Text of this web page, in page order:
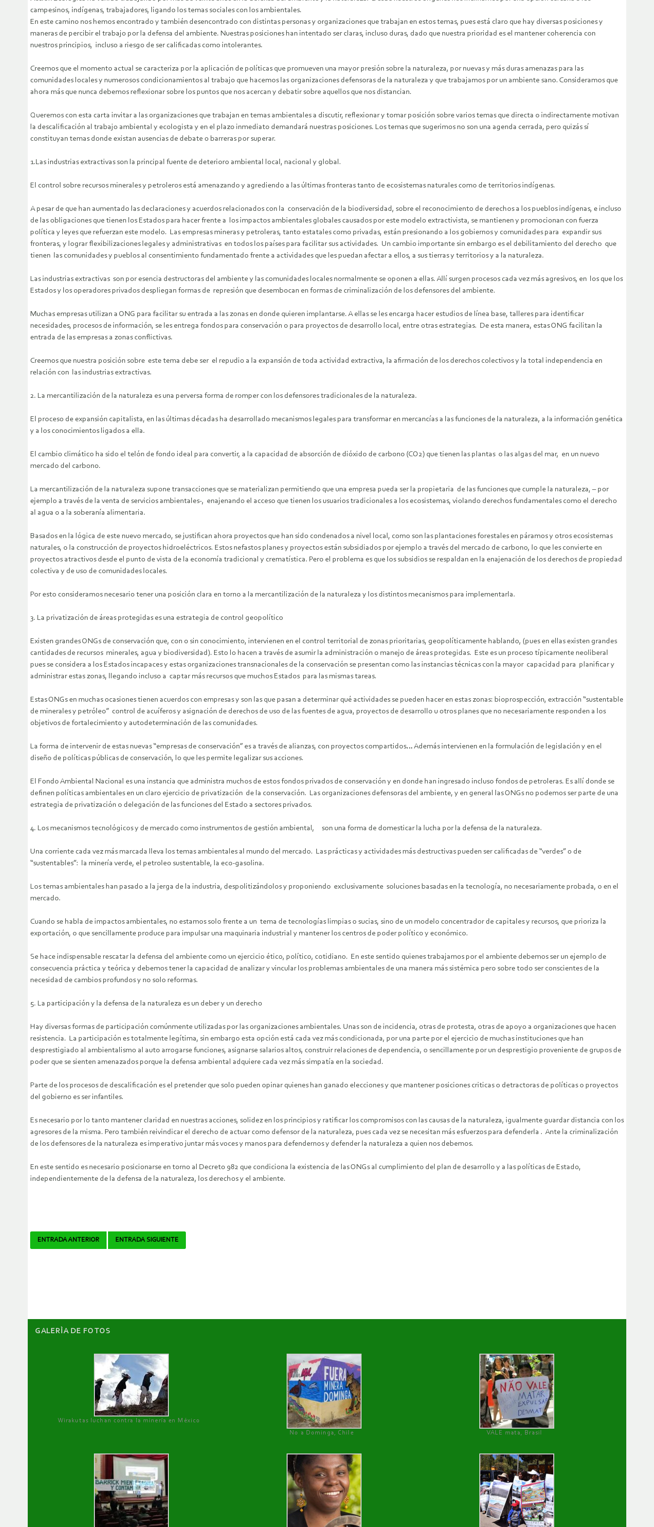
campesinos, indígenas, trabajadores, ligando los temas sociales con los ambientales.
En este camino nos hemos encontrado y también desencontrado con distintas personas y organizaciones que trabajan en estos temas, pues está claro que hay diversas posiciones y
maneras de percibir el trabajo por la defensa del ambiente. Nuestras posiciones han intentado ser claras, incluso duras, dado que nuestra prioridad es el mantener coherencia con
nuestros principios, incluso a riesgo de ser calificadas como intolerantes.
Creemos que el momento actual se caracteriza por la aplicación de políticas que promueven una mayor presión sobre la naturaleza, por nuevas y más duras amenazas para las
comunidades locales y numerosos condicionamientos al trabajo que hacemos las organizaciones defensoras de la naturaleza y que trabajamos por un ambiente sano. Consideramos que
ahora más que nunca debemos reflexionar sobre los puntos que nos acercan y debatir sobre aquellos que nos distancian.
Queremos con esta carta invitar a las organizaciones que trabajan en temas ambientales a discutir, reflexionar y tomar posición sobre varios temas que directa o indirectamente motivan
la descalificación al trabajo ambiental y ecologista y en el plazo inmediato demandará nuestras posiciones. Los temas que sugerimos no son una agenda cerrada, pero quizás sí
constituyan temas donde existan ausencias de debate o barreras por superar.
1.Las industrias extractivas son la principal fuente de deterioro ambiental local, nacional y global.
El control sobre recursos minerales y petroleros está amenazando y agrediendo a las últimas fronteras tanto de ecosistemas naturales como de territorios indígenas.
A pesar de que han aumentado las declaraciones y acuerdos relacionados con la conservación de la biodiversidad, sobre el reconocimiento de derechos a los pueblos indígenas, e incluso
de las obligaciones que tienen los Estados para hacer frente a los impactos ambientales globales causados por este modelo extractivista, se mantienen y promocionan con fuerza
política y leyes que refuerzan este modelo. Las empresas mineras y petroleras, tanto estatales como privadas, están presionando a los gobiernos y comunidades para expandir sus
fronteras, y lograr flexibilizaciones legales y administrativas en todos los países para facilitar sus actividades. Un cambio importante sin embargo es el debilitamiento del derecho que
tienen las comunidades y pueblos al consentimiento fundamentado frente a actividades que les puedan afectar a ellos, a sus tierras y territorios y a la naturaleza.
Las industrias extractivas son por esencia destructoras del ambiente y las comunidades locales normalmente se oponen a ellas. Allí surgen procesos cada vez más agresivos, en los que los
Estados y los operadores privados despliegan formas de represión que desembocan en formas de criminalización de los defensores del ambiente.
Muchas empresas utilizan a ONG para facilitar su entrada a las zonas en donde quieren implantarse. A ellas se les encarga hacer estudios de línea base, talleres para identificar
necesidades, procesos de información, se les entrega fondos para conservación o para proyectos de desarrollo local, entre otras estrategias. De esta manera, estas ONG facilitan la
entrada de las empresas a zonas conflictivas.
Creemos que nuestra posición sobre este tema debe ser el repudio a la expansión de toda actividad extractiva, la afirmación de los derechos colectivos y la total independencia en
relación con las industrias extractivas.
2. La mercantilización de la naturaleza es una perversa forma de romper con los defensores tradicionales de la naturaleza.
El proceso de expansión capitalista, en las últimas décadas ha desarrollado mecanismos legales para transformar en mercancías a las funciones de la naturaleza, a la información genética
y a los conocimientos ligados a ella.
El cambio climático ha sido el telón de fondo ideal para convertir, a la capacidad de absorción de dióxido de carbono (CO2) que tienen las plantas o las algas del mar, en un nuevo
mercado del carbono.
La mercantilización de la naturaleza supone transacciones que se materializan permitiendo que una empresa pueda ser la propietaria de las funciones que cumple la naturaleza, – por
ejemplo a través de la venta de servicios ambientales-, enajenando el acceso que tienen los usuarios tradicionales a los ecosistemas, violando derechos fundamentales como el derecho
al agua o a la soberanía alimentaria.
Basados en la lógica de este nuevo mercado, se justifican ahora proyectos que han sido condenados a nivel local, como son las plantaciones forestales en páramos y otros ecosistemas
naturales, o la construcción de proyectos hidroeléctricos. Estos nefastos planes y proyectos están subsidiados por ejemplo a través del mercado de carbono, lo que les convierte en
proyectos atractivos desde el punto de vista de la economía tradicional y crematística. Pero el problema es que los subsidios se respaldan en la enajenación de los derechos de propiedad
colectiva y de uso de comunidades locales.
Por esto consideramos necesario tener una posición clara en torno a la mercantilización de la naturaleza y los distintos mecanismos para implementarla.
3. La privatización de áreas protegidas es una estrategia de control geopolítico
Existen grandes ONGs de conservación que, con o sin conocimiento, intervienen en el control territorial de zonas prioritarias, geopolíticamente hablando, (pues en ellas existen grandes
cantidades de recursos minerales, agua y biodiversidad). Esto lo hacen a través de asumir la administración o manejo de áreas protegidas. Este es un proceso típicamente neoliberal
pues se considera a los Estados incapaces y estas organizaciones transnacionales de la conservación se presentan como las instancias técnicas con la mayor capacidad para planificar y
administrar estas zonas, llegando incluso a captar más recursos que muchos Estados para las mismas tareas.
Estas ONGs en muchas ocasiones tienen acuerdos con empresas y son las que pasan a determinar qué actividades se pueden hacer en estas zonas: bioprospección, extracción “sustentable
de minerales y petróleo” control de acuíferos y asignación de derechos de uso de las fuentes de agua, proyectos de desarrollo u otros planes que no necesariamente responden a los
objetivos de fortalecimiento y autodeterminación de las comunidades.
La forma de intervenir de estas nuevas “empresas de conservación” es a través de alianzas, con proyectos compartidos… Además intervienen en la formulación de legislación y en el
diseño de políticas públicas de conservación, lo que les permite legalizar sus acciones.
El Fondo Ambiental Nacional es una instancia que administra muchos de estos fondos privados de conservación y en donde han ingresado incluso fondos de petroleras. Es allí donde se
definen políticas ambientales en un claro ejercicio de privatización de la conservación. Las organizaciones defensoras del ambiente, y en general las ONGs no podemos ser parte de una
estrategia de privatización o delegación de las funciones del Estado a sectores privados.
4. Los mecanismos tecnológicos y de mercado como instrumentos de gestión ambiental, son una forma de domesticar la lucha por la defensa de la naturaleza.
Una corriente cada vez más marcada lleva los temas ambientales al mundo del mercado. Las prácticas y actividades más destructivas pueden ser calificadas de “verdes” o de
“sustentables”: la minería verde, el petroleo sustentable, la eco-gasolina.
Los temas ambientales han pasado a la jerga de la industria, despolitizándolos y proponiendo exclusivamente soluciones basadas en la tecnología, no necesariamente probada, o en el
mercado.
Cuando se habla de impactos ambientales, no estamos solo frente a un tema de tecnologías limpias o sucias, sino de un modelo concentrador de capitales y recursos, que prioriza la
exportación, o que sencillamente produce para impulsar una maquinaria industrial y mantener los centros de poder político y económico.
Se hace indispensable rescatar la defensa del ambiente como un ejercicio ético, político, cotidiano. En este sentido quienes trabajamos por el ambiente debemos ser un ejemplo de
consecuencia práctica y teórica y debemos tener la capacidad de analizar y vincular los problemas ambientales de una manera más sistémica pero sobre todo ser conscientes de la
necesidad de cambios profundos y no solo reformas.
5. La participación y la defensa de la naturaleza es un deber y un derecho
Hay diversas formas de participación comúnmente utilizadas por las organizaciones ambientales. Unas son de incidencia, otras de protesta, otras de apoyo a organizaciones que hacen
resistencia. La participación es totalmente legítima, sin embargo esta opción está cada vez más condicionada, por una parte por el ejercicio de muchas instituciones que han
desprestigiado al ambientalismo al auto arrogarse funciones, asignarse salarios altos, construir relaciones de dependencia, o sencillamente por un desprestigio proveniente de grupos de
poder que se sienten amenazados porque la defensa ambiental adquiere cada vez más simpatía en la sociedad.
Parte de los procesos de descalificación es el pretender que solo pueden opinar quienes han ganado elecciones y que mantener posiciones criticas o detractoras de políticas o proyectos
del gobierno es ser infantiles.
Es necesario por lo tanto mantener claridad en nuestras acciones, solidez en los principios y ratificar los compromisos con las causas de la naturaleza, igualmente guardar distancia con los
agresores de la misma. Pero también reivindicar el derecho de actuar como defensor de la naturaleza, pues cada vez se necesitan más esfuerzos para defenderla . Ante la criminalización
de los defensores de la naturaleza es imperativo juntar más voces y manos para defendernos y defender la naturaleza a quien nos debemos.
En este sentido es necesario posicionarse en torno al Decreto 982 que condiciona la existencia de las ONGs al cumplimiento del plan de desarrollo y a las políticas de Estado,
independientemente de la defensa de la naturaleza, los derechos y el ambiente.
Navegador
ENTRADA ANTERIOR ENTRADA SIGUIENTE
GALERÌA DE FOTOS
Wirakutas luchan contra la minería en México
No a Dominga, Chile
VALE mata, Brasil